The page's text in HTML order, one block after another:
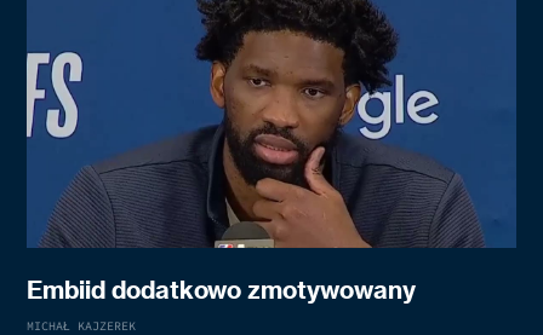
Embiid dodatkowo zmotywowany
MICHAŁ KAJZEREK